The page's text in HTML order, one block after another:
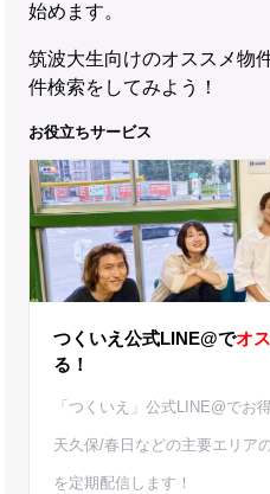
始めます。
筑波大生向けのオススメ物
件検索をしてみよう！
お役立ちサービス
つくいえ公式LINE@でオ
る！
「つくいえ」公式LINE@でお
天久保/春日などの主要エリア
を定期配信します！